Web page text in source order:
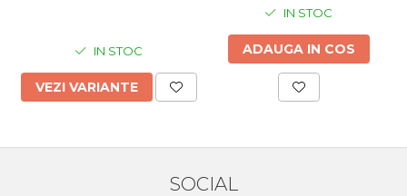
IN STOC
VEZI VARIANTE
IN STOC
ADAUGA IN COS
SOCIAL